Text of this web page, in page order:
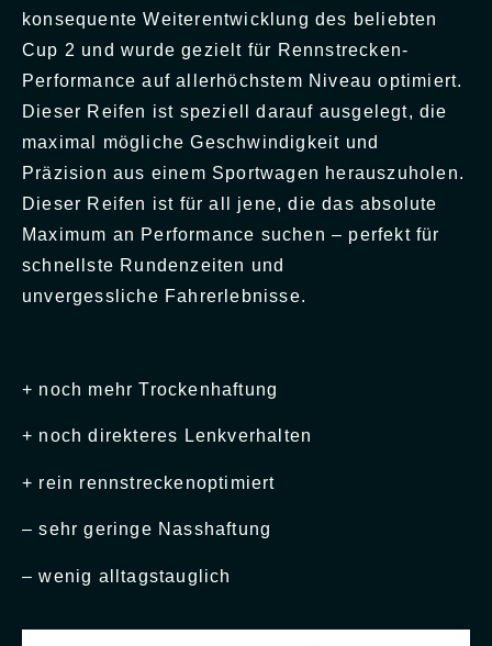
konsequente Weiterentwicklung des beliebten
Cup 2 und wurde gezielt für Rennstrecken-
Performance auf allerhöchstem Niveau optimiert.
Dieser Reifen ist speziell darauf ausgelegt, die
maximal mögliche Geschwindigkeit und
Präzision aus einem Sportwagen herauszuholen.
Dieser Reifen ist für all jene, die das absolute
Maximum an Performance suchen – perfekt für
schnellste Rundenzeiten und
unvergessliche Fahrerlebnisse.
+ noch mehr Trockenhaftung
+ noch direkteres Lenkverhalten
+ rein rennstreckenoptimiert
– sehr geringe Nasshaftung
– wenig alltagstauglich